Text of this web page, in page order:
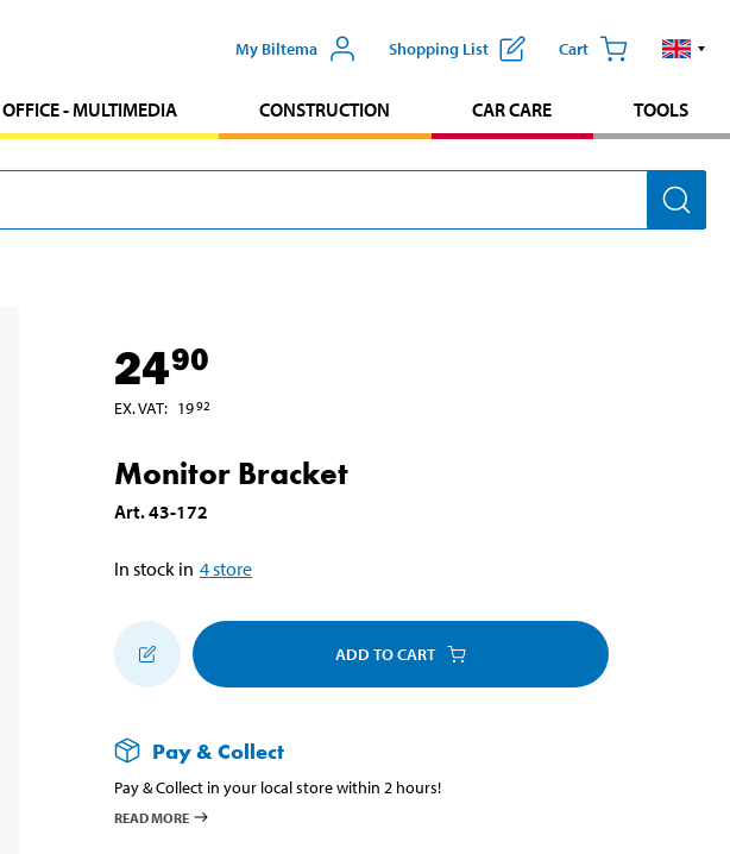
My Biltema Shopping List Cart
OFFICE - MULTIMEDIA CONSTRUCTION CAR CARE TOOLS
2490
EX. VAT: 1992
Monitor Bracket
Art.43-172
In stock in 4store
ADD TO CART
Pay & Collect
Pay & Collect in your local store within 2 hours!
READ MORE